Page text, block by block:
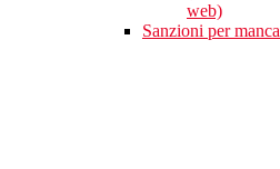
web)
Sanzioni per